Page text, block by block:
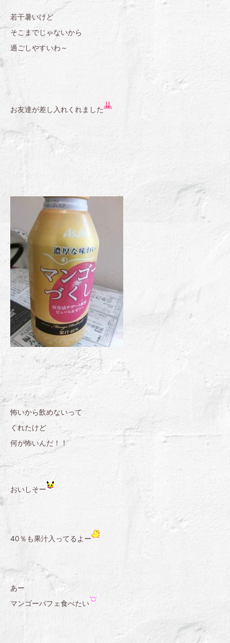
若干暑いけど
そこまでじゃないから
過ごしやすいわ～
お友達が差し入れくれました
怖いから飲めないって
くれたけど
何が怖いんだ！！
おいしそー
40％も果汁入ってるよー
あー
マンゴーパフェ食べたい